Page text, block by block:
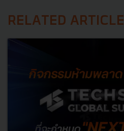
RELATED ARTICLE